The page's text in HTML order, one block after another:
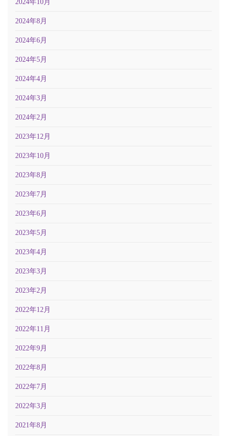
2024年10月
2024年8月
2024年6月
2024年5月
2024年4月
2024年3月
2024年2月
2023年12月
2023年10月
2023年8月
2023年7月
2023年6月
2023年5月
2023年4月
2023年3月
2023年2月
2022年12月
2022年11月
2022年9月
2022年8月
2022年7月
2022年3月
2021年8月